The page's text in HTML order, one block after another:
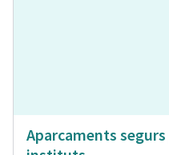
Aparcaments segurs